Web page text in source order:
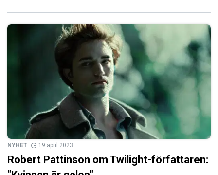
NYHET 19 april 2023
Robert Pattinson om Twilight-författaren: